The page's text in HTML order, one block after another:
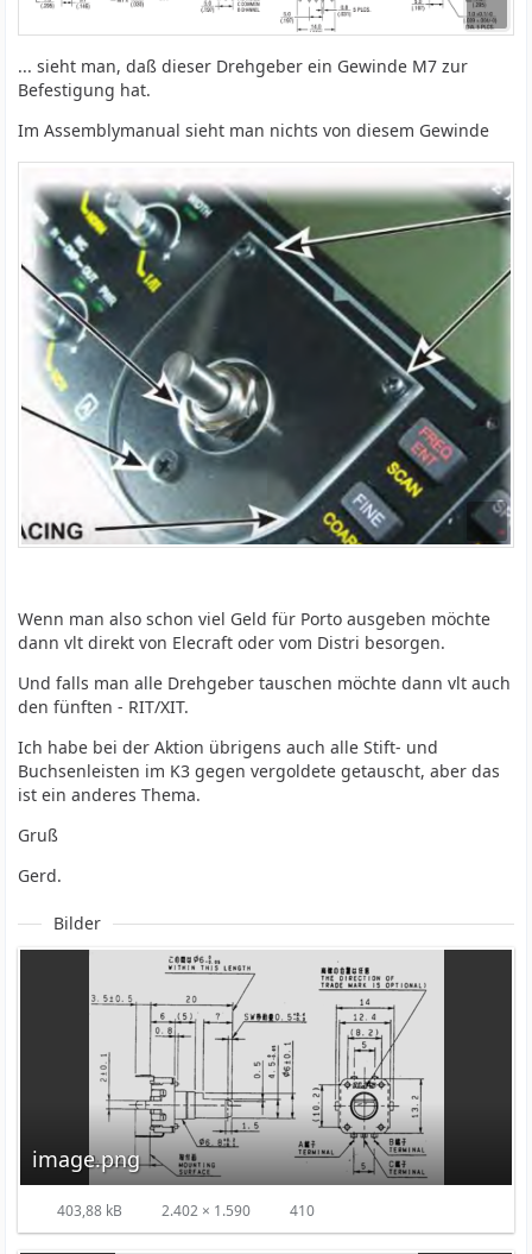
... sieht man, daß dieser Drehgeber ein Gewinde M7 zur
Befestigung hat.
Im Assemblymanual sieht man nichts von diesem Gewinde
Wenn man also schon viel Geld für Porto ausgeben möchte
dann vlt direkt von Elecraft oder vom Distri besorgen.
Und falls man alle Drehgeber tauschen möchte dann vlt auch
den fünften - RIT/XIT.
Ich habe bei der Aktion übrigens auch alle Stift- und
Buchsenleisten im K3 gegen vergoldete getauscht, aber das
ist ein anderes Thema.
Gruß
Gerd.
Bilder
image.png
403,88 kB 2.402 × 1.590 410